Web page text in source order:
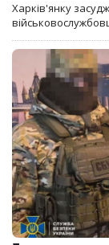
Харків'янку